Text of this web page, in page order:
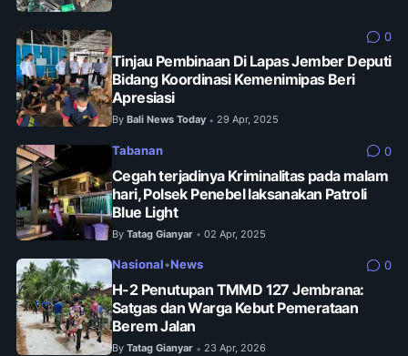
0
Tinjau Pembinaan Di Lapas Jember Deputi
Bidang Koordinasi Kemenimipas Beri
Apresiasi
By Bali News Today • 29 Apr, 2025
Tabanan 0
Cegah terjadinya Kriminalitas pada malam
hari, Polsek Penebel laksanakan Patroli
Blue Light
By Tatag Gianyar • 02 Apr, 2025
Nasional•News 0
H-2 Penutupan TMMD 127 Jembrana:
Satgas dan Warga Kebut Pemerataan
Berem Jalan
By Tatag Gianyar • 23 Apr, 2026